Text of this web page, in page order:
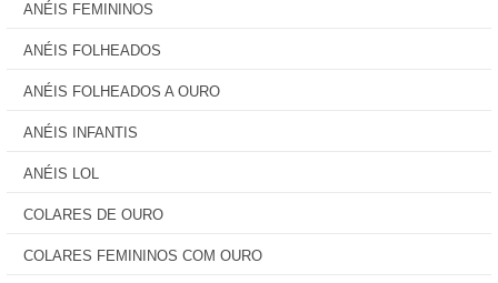
ANÉIS FEMININOS
ANÉIS FOLHEADOS
ANÉIS FOLHEADOS A OURO
ANÉIS INFANTIS
ANÉIS LOL
COLARES DE OURO
COLARES FEMININOS COM OURO